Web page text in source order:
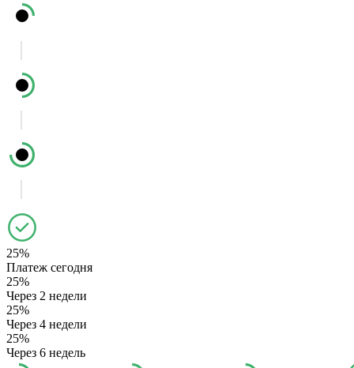
25%
Платеж сегодня
25%
Через 2 недели
25%
Через 4 недели
25%
Через 6 недель